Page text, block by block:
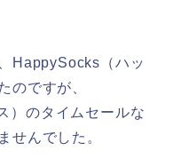
HappySocks（ハッ
のですが、
）のタイムセールな
せんでした。